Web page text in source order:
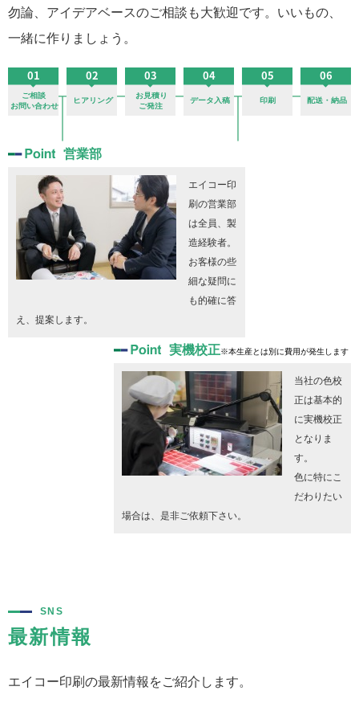
勿論、アイデアベースのご相談も大歓迎です。いいもの、
一緒に作りましょう。
営業部
エイコー印
刷の営業部
は全員、製
造経験者。
お客様の些
細な疑問に
も的確に答
え、提案します。
実機校正※本生産とは別に費用が発生します
当社の色校
正は基本的
に実機校正
となりま
す。
色に特にこ
だわりたい
場合は、是非ご依頼下さい。
SNS
最新情報
エイコー印刷の最新情報をご紹介します。